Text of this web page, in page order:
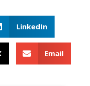
LinkedIn
Email